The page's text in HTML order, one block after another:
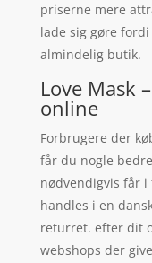
priserne mere
lade sig gøre
almindelig butik.
Love Mask
online
Forbrugere der
får du nogle
nødvendigvis får
handles i en
returret. efter dit
webshops der